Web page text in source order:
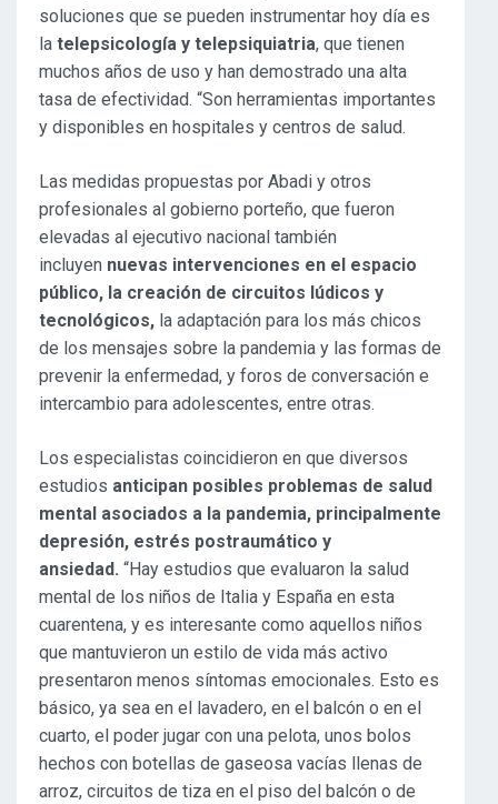
soluciones que se pueden instrumentar hoy día es
la telepsicología y telepsiquiatria, que tienen
muchos años de uso y han demostrado una alta
tasa de efectividad. “Son herramientas importantes
y disponibles en hospitales y centros de salud.
Las medidas propuestas por Abadi y otros
profesionales al gobierno porteño, que fueron
elevadas al ejecutivo nacional también
incluyen nuevas intervenciones en el espacio
público, la creación de circuitos lúdicos y
tecnológicos, la adaptación para los más chicos
de los mensajes sobre la pandemia y las formas de
prevenir la enfermedad, y foros de conversación e
intercambio para adolescentes, entre otras.
Los especialistas coincidieron en que diversos
estudios anticipan posibles problemas de salud
mental asociados a la pandemia, principalmente
depresión, estrés postraumático y
ansiedad. “Hay estudios que evaluaron la salud
mental de los niños de Italia y España en esta
cuarentena, y es interesante como aquellos niños
que mantuvieron un estilo de vida más activo
presentaron menos síntomas emocionales. Esto es
básico, ya sea en el lavadero, en el balcón o en el
cuarto, el poder jugar con una pelota, unos bolos
hechos con botellas de gaseosa vacías llenas de
arroz, circuitos de tiza en el piso del balcón o de